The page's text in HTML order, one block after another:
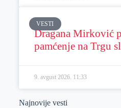
VESTI
Dragana Mirković
pamćenje na Trgu
9. avgust 2026. 11:33
Najnovije vesti